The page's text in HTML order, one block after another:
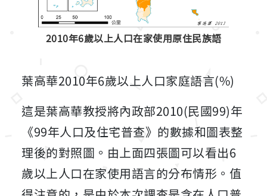
2010年6歲以上人口在家使用原住民族語
葉高華2010年6歲以上人口家庭語言(%)
這是葉高華教授將內政部2010(民國99)年
《99年人口及住宅普查》的數據和圖表整
理後的對照圖。由上面四張圖可以看出6
歲以上人口在家使用語言的分布情形。值